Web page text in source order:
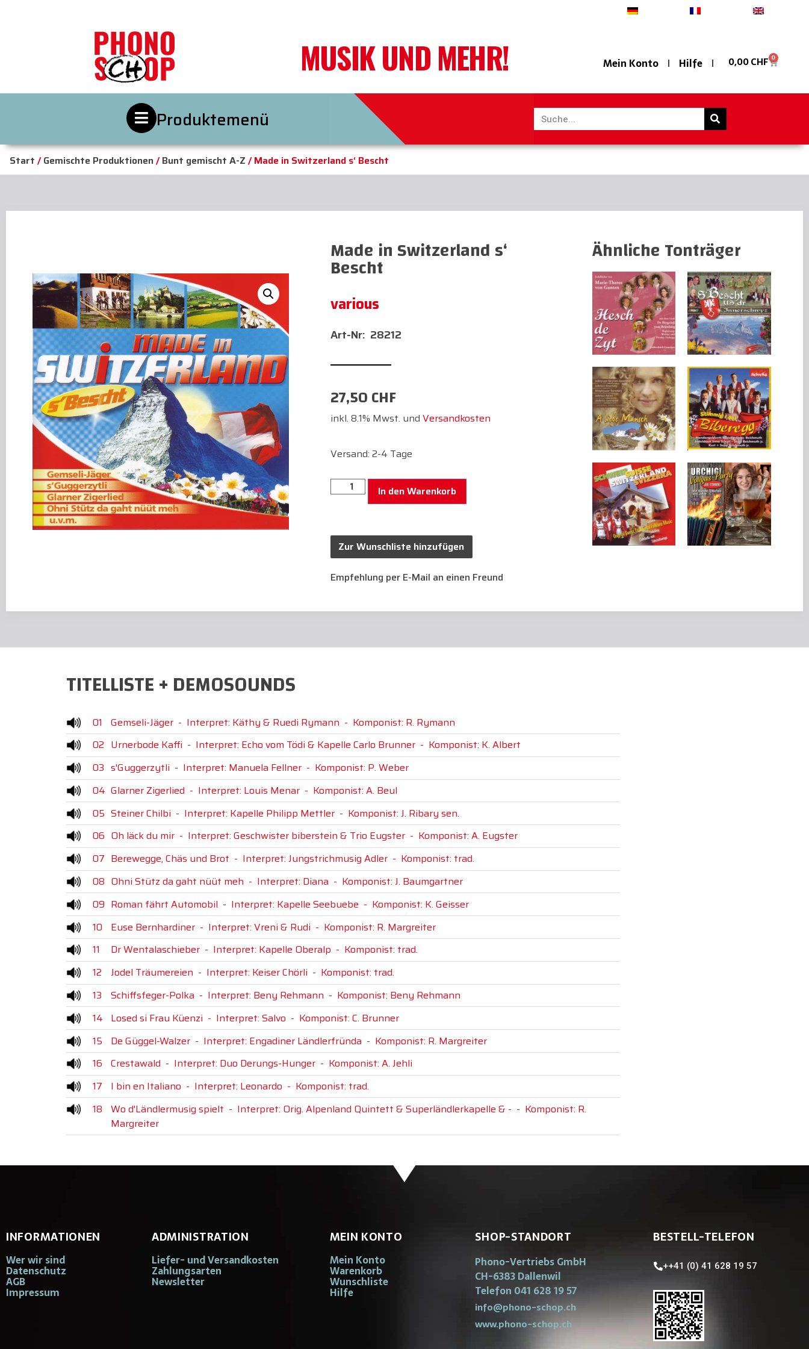
MUSIK UND MEHR! Mein Konto Hilfe 0,00CHF 0
Produktemenü
Start /Gemischte Produktionen/Bunt gemischt A-Z / Made in Switzerland s‘ Bescht
Made in Switzerland s‘
Bescht
various
28212
27,50CHF
inkl. 8.1% Mwst. und Versandkosten
Versand: 2-4 Tage
In den Warenkorb
Zur Wunschliste hinzufügen
Empfehlung per E-Mail an einen Freund
Ähnliche Tonträger
TITELLISTE + DEMOSOUNDS
01 Gemseli-Jäger- Interpret: Käthy & Ruedi Rymann - Komponist: R. Rymann
02 Urnerbode Kaffi - Interpret: Echo vom Tödi & Kapelle Carlo Brunner- Komponist: K. Albert
03 s'Guggerzytli - Interpret: Manuela Fellner- Komponist: P. Weber
04 Glarner Zigerlied - Interpret: Louis Menar- Komponist: A. Beul
05 Steiner Chilbi - Interpret: Kapelle Philipp Mettler- Komponist: J. Ribary sen.
06 Oh läck du mir- Interpret: Geschwister biberstein & Trio Eugster- Komponist: A. Eugster
07 Berewegge, Chäs und Brot - Interpret: Jungstrichmusig Adler- Komponist: trad.
08 Ohni Stütz da gaht nüüt meh - Interpret: Diana - Komponist: J. Baumgartner
09 Roman fährt Automobil - Interpret: Kapelle Seebuebe - Komponist: K. Geisser
10
Euse Bernhardiner- Interpret: Vreni & Rudi - Komponist: R. Margreiter
11
Dr Wentalaschieber- Interpret: Kapelle Oberalp - Komponist: trad.
12
Jodel Träumereien - Interpret: Keiser Chörli - Komponist: trad.
13
Schiffsfeger-Polka - Interpret: Beny Rehmann - Komponist: Beny Rehmann
14 Losed si Frau Küenzi - Interpret: Salvo - Komponist: C. Brunner
15
De Güggel-Walzer- Interpret: Engadiner Ländlerfründa - Komponist: R. Margreiter
16 Crestawald - Interpret: Duo Derungs-Hunger- Komponist: A. Jehli
17
I bin en Italiano - Interpret: Leonardo - Komponist: trad.
18 Wo d'Ländlermusig spielt - Interpret: Orig. Alpenland Quintett & Superländlerkapelle & - - Komponist: R.
Margreiter
INFORMATIONEN
Wer wir sind
Datenschutz
AGB
Impressum
ADMINISTRATION
Liefer- und Versandkosten
Zahlungsarten
Newsletter
MEIN KONTO
Mein Konto
Warenkorb
Wunschliste
Hilfe
SHOP-STANDORT
Phono-Vertriebs GmbH
CH-6383 Dallenwil
Telefon 041 628 19 57
info@phono-schop.ch
www.phono-schop.ch
BESTELL-TELEFON
++41 (0) 41 628 19 57